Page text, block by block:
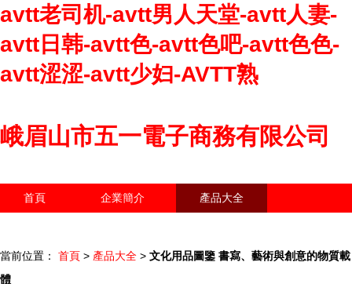
avtt老司机-avtt男人天堂-avtt人妻-
avtt日韩-avtt色-avtt色吧-avtt色色-
avtt涩涩-avtt少妇-AVTT熟
峨眉山市五一電子商務有限公司
首頁 企業簡介 產品大全
當前位置： 首頁 > 產品大全 > 文化用品圖鑒 書寫、藝術與創意的物質載
體